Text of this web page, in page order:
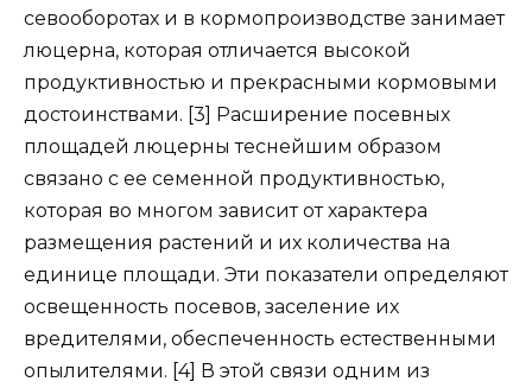
севооборотах и в кормопроизводстве занимает
люцерна, которая отличается высокой
продуктивностью и прекрасными кормовыми
достоинствами. [3] Расширение посевных
площадей люцерны теснейшим образом
связано с ее семенной продуктивностью,
которая во многом зависит от характера
размещения растений и их количества на
единице площади. Эти показатели определяют
освещенность посевов, заселение их
вредителями, обеспеченность естественными
опылителями. [4] В этой связи одним из